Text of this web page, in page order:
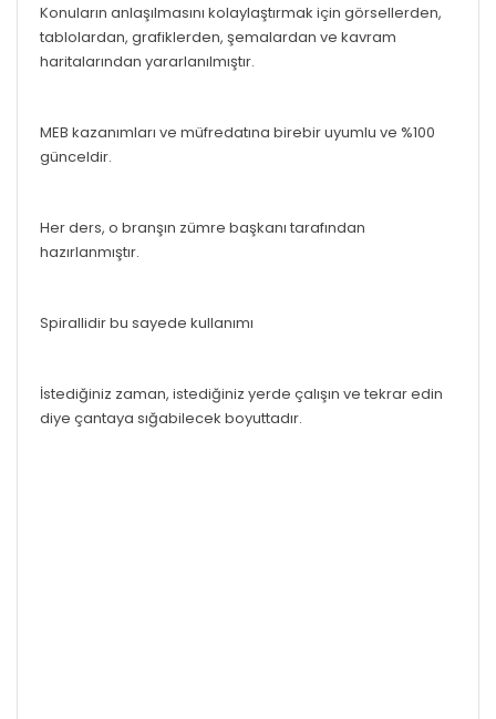
Konuların anlaşılmasını kolaylaştırmak için görsellerden,
tablolardan, grafiklerden, şemalardan ve kavram
haritalarından yararlanılmıştır.
MEB kazanımları ve müfredatına birebir uyumlu ve %100
günceldir.
Her ders, o branşın zümre başkanı tarafından
hazırlanmıştır.
Spirallidir bu sayede kullanımı
İstediğiniz zaman, istediğiniz yerde çalışın ve tekrar edin
diye çantaya sığabilecek boyuttadır.